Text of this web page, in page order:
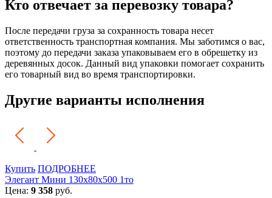
Кто отвечает за перевозку товара?
После передачи груза за сохранность товара несет
ответственность транспортная компания. Мы заботимся о вас,
поэтому до передачи заказа упаковываем его в обрешетку из
деревянных досок. Данный вид упаковки помогает сохранить
его товарный вид во время транспортировки.
Другие варианты исполнения
Купить ПОДРОБНЕЕ
Элегант Мини 130x80x500 1то
Цена: 9 358 руб.